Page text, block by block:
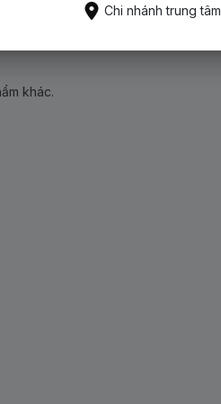
khác.
Chi nhánh trung tâm